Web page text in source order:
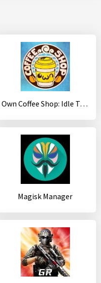
Own Coffee Shop: Idle Tap Game
Magisk Manager